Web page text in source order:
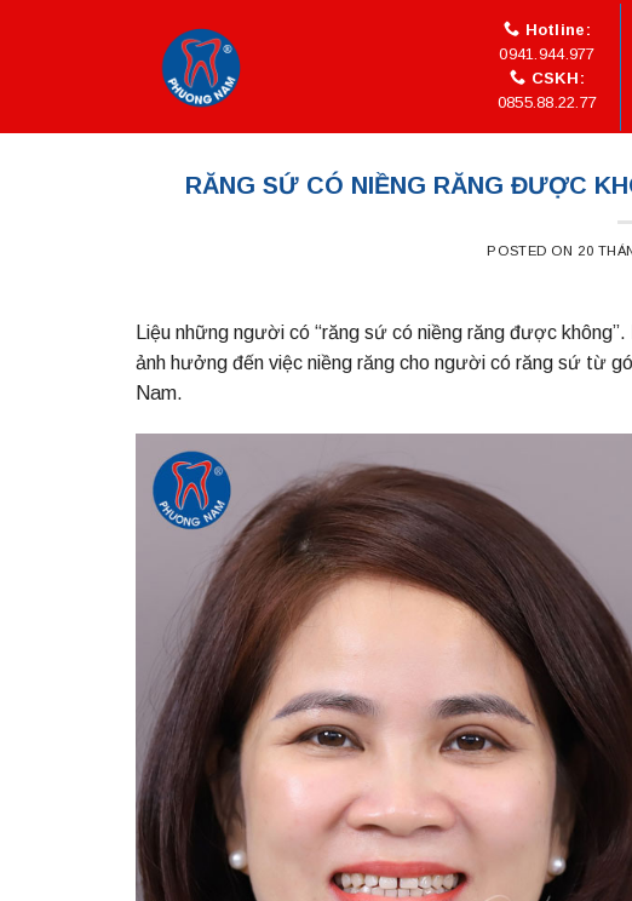
Hotline:
0941.944.977
CSKH:
0855.88.22.77
RĂNG SỨ CÓ NIỀNG RĂNG ĐƯỢC
POSTED ON 20
Liệu những người có “răng sứ có niềng răng được
ảnh hưởng đến việc niềng răng cho người có răng sứ từ
Nam.